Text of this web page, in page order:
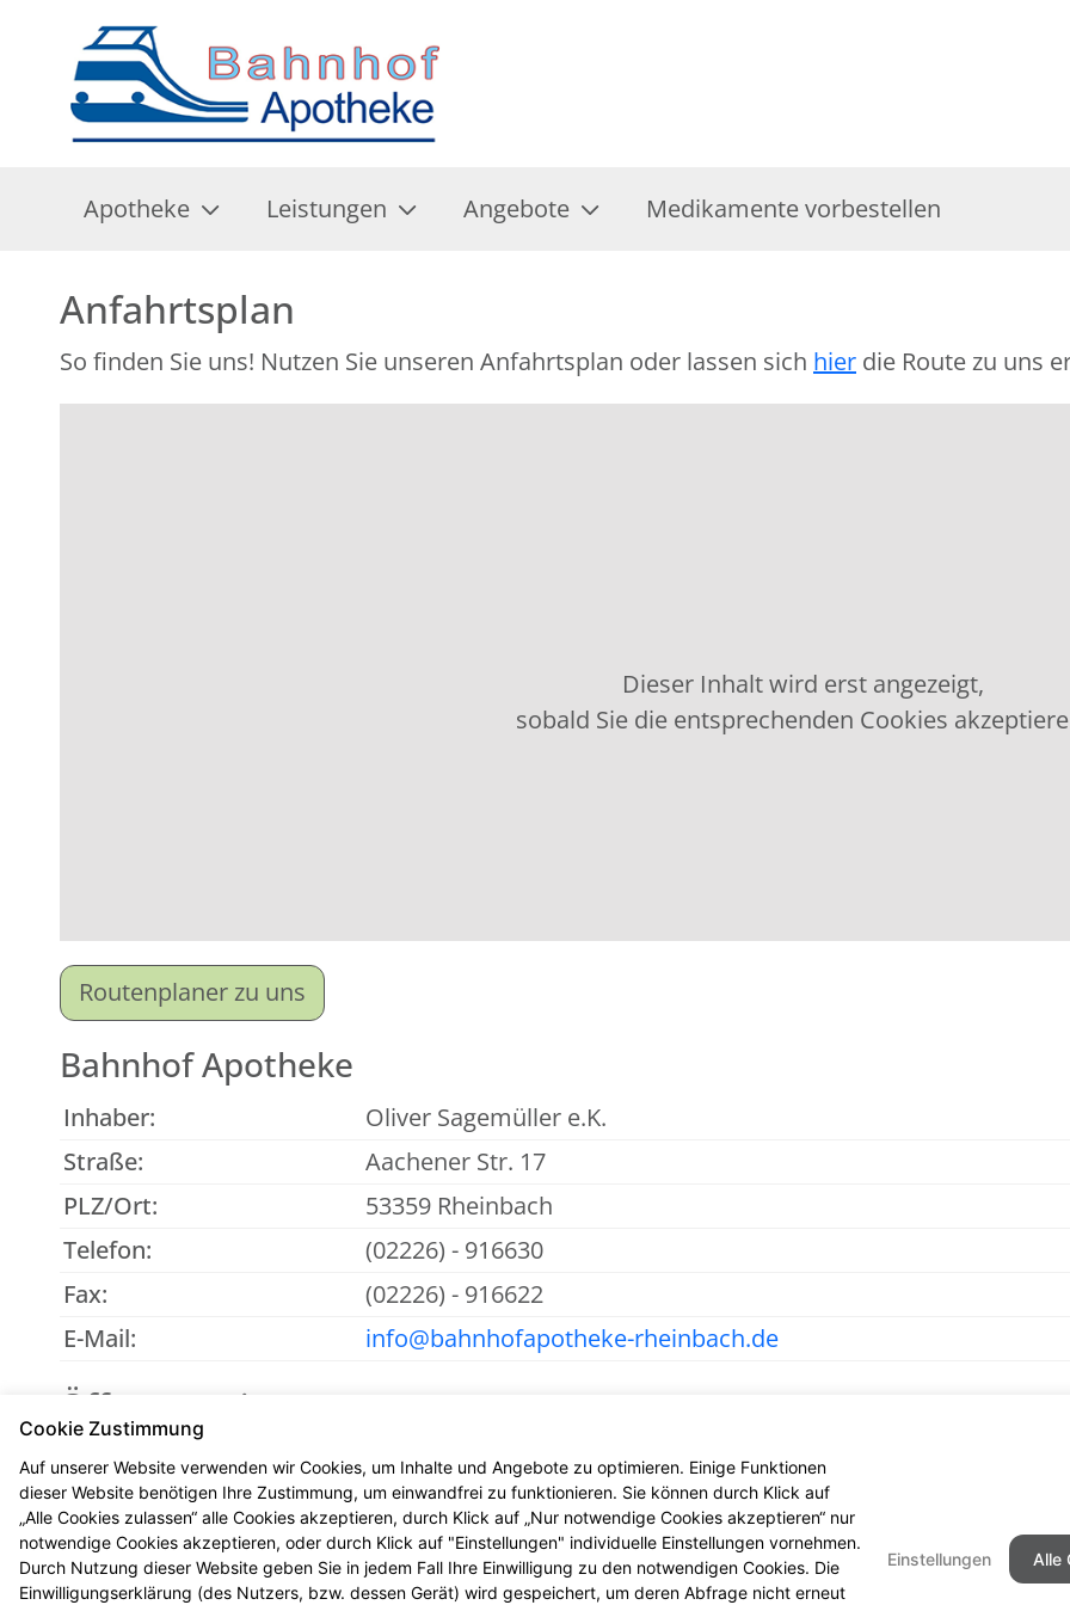
Apotheke Leistungen Angebote Medikamente vorbestellen
Anfahrtsplan
So finden Sie uns! Nutzen Sie unseren Anfahrtsplan oder lassen sich hier die Route zu uns
Dieser Inhalt wird erst angezeigt,
sobald Sie die entsprechenden Cookies
Routenplaner zu uns
Bahnhof Apotheke
Inhaber:
Oliver Sagemüller e.K.
Straße:
Aachener Str. 17
PLZ/Ort:
53359 Rheinbach
Telefon:
(02226) - 916630
Fax:
(02226) - 916622
E-Mail:
info@bahnhofapotheke-rheinbach.de
Öffnungszeiten
Mo - Fr : 08:00-13:00 und 14:30-18:30
Sa: 09:00-13:00
Cookie Zustimmung
Auf unserer Website verwenden wir Cookies, um Inhalte und Angebote zu optimieren. Einige Funktionen
dieser Website benötigen Ihre Zustimmung, um einwandfrei zu funktionieren. Sie können durch Klick auf
„Alle Cookies zulassen“ alle Cookies akzeptieren, durch Klick auf „Nur notwendige Cookies akzeptieren“ nur
notwendige Cookies akzeptieren, oder durch Klick auf "Einstellungen" individuelle Einstellungen vornehmen.
Durch Nutzung dieser Website geben Sie in jedem Fall Ihre Einwilligung zu den notwendigen Cookies. Die
Einwilligungserklärung (des Nutzers, bzw. dessen Gerät) wird gespeichert, um deren Abfrage nicht erneut
Einstellungen Alle